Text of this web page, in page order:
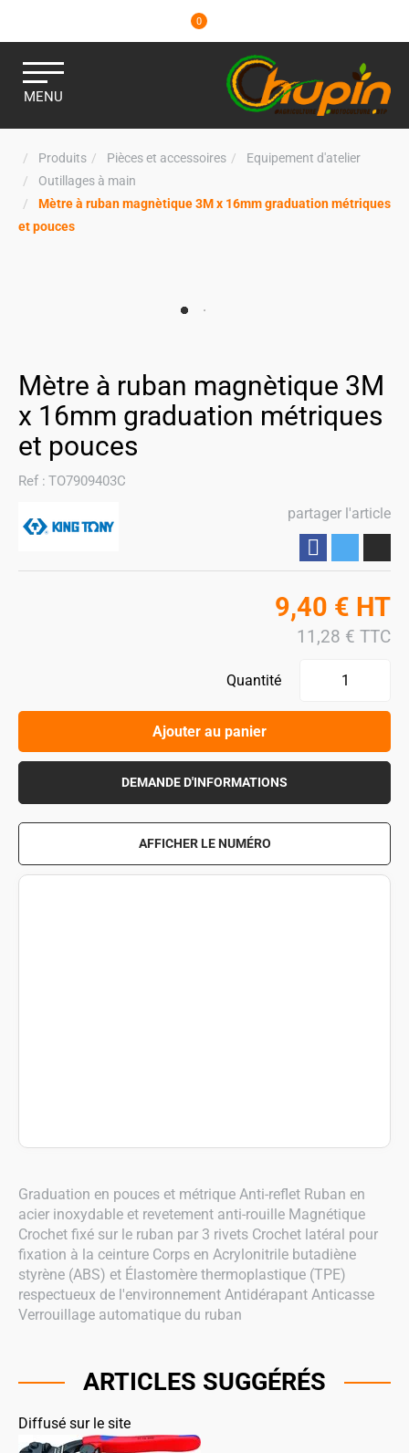
0
MENU
Produits Pièces et accessoires
Equipement d'atelier
Outillages à main
Mètre à ruban magnètique 3M x 16mm graduation métriques
et pouces
Mètre à ruban magnètique 3M
x 16mm graduation métriques
et pouces
Ref : TO7909403C
partager l'article
Graduation en pouces et métrique Anti-reflet Ruban en
acier inoxydable et revetement anti-rouille Magnétique
Crochet fixé sur le ruban par 3 rivets Crochet latéral pour
fixation à la ceinture Corps en Acrylonitrile butadiène
styrène (ABS) et Élastomère thermoplastique (TPE)
respectueux de l'environnement Antidérapant Anticasse
Verrouillage automatique du ruban
9,40 € HT
11,28 € TTC
Quantité
Ajouter au panier
DEMANDE D'INFORMATIONS
AFFICHER LE NUMÉRO
ARTICLES SUGGÉRÉS
Diffusé sur le site